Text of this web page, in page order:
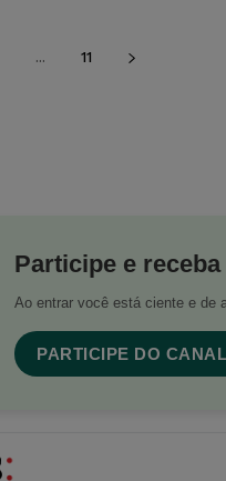
... 11
Participe e
Ao entrar você está ciente e de
PARTICIPE DO CANAL